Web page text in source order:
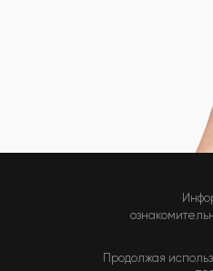
Продолжая